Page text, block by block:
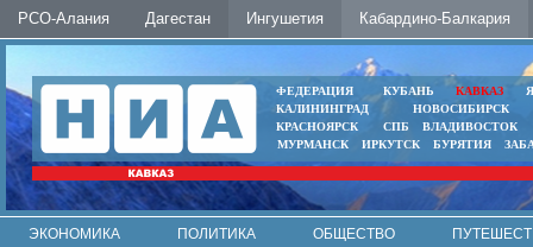
РСО-Алания Дагестан Ингушетия Кабардино-Балкария
ФЕДЕРАЦИЯ КУБАНЬ КАВКАЗ
КАЛИНИНГРАД
НОВОСИБИРСК
КРАСНОЯРСК
СПБ
ВЛАДИВОСТОК
МУРМАНСК
ИРКУТСК БУРЯТИЯ
ЭКОНОМИКА ПОЛИТИКА ОБЩЕСТВО